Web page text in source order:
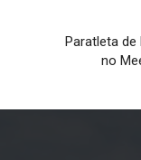
Paratleta
no